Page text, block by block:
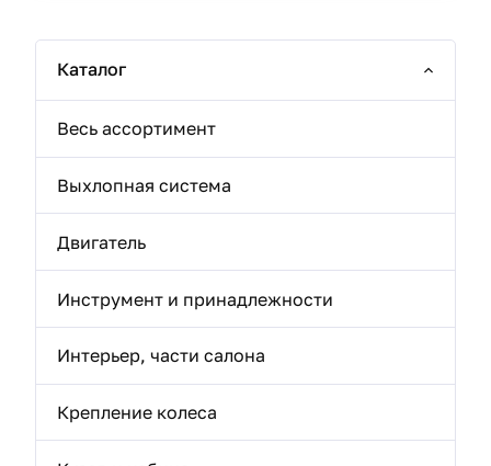
Каталог
Весь ассортимент
Выхлопная система
Двигатель
Инструмент и принадлежности
Интерьер, части салона
Крепление колеса